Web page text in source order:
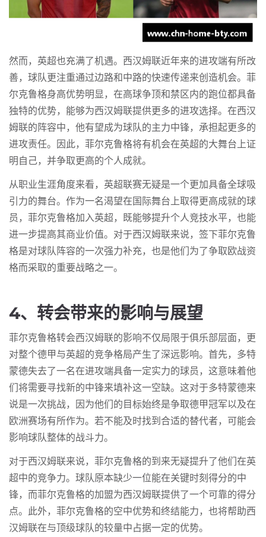
然而，英超也充满了机遇。西汉姆联近年来的进攻端有所改
善，球队更注重通过边路和中路的快速传递来创造机会。菲
尔克鲁格身高优势明显，在高球争顶和禁区内的跑位都具备
独特的优势，能够为西汉姆联提供更多的进攻选择。在西汉
姆联的阵容中，他有望成为球队的主力中锋，承担起更多的
进攻责任。因此，菲尔克鲁格将有机会在英超的大舞台上证
明自己，并争取更高的个人成就。
从职业生涯角度来看，英超联赛无疑是一个更加具备全球吸
引力的舞台。作为一名渴望在国际舞台上取得更高成就的球
员，菲尔克鲁格加入英超，既能够提升个人竞技水平，也能
进一步提高其商业价值。对于西汉姆联来说，签下菲尔克鲁
格是对球队阵容的一次强力补充，也是他们为了争取欧战资
格而采取的重要战略之一。
4、转会带来的影响与展望
菲尔克鲁格转会西汉姆联的影响不仅局限于俱乐部层面，更
对整个德甲与英超的竞争格局产生了深远影响。首先，多特
蒙德失去了一名在进攻端具备一定实力的球员，这意味着他
们将需要寻找新的中锋来填补这一空缺。这对于多特蒙德来
说是一次挑战，因为他们的目标始终是争取德甲冠军以及在
欧洲赛场有所作为。若不能及时找到合适的替代者，可能会
影响球队整体的战斗力。
对于西汉姆联来说，菲尔克鲁格的到来无疑提升了他们在英
超中的竞争力。球队原本缺少一位能在关键时刻得分的中
锋，而菲尔克鲁格的加盟为西汉姆联提供了一个可靠的得分
点。此外，菲尔克鲁格的空中优势和终结能力，也将帮助西
汉姆联在与顶级球队的较量中占据一定的优势。